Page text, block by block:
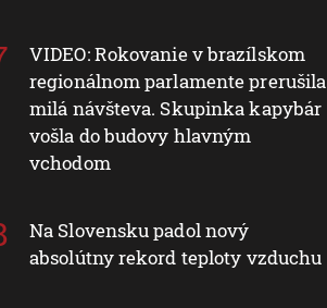
VIDEO: Rokovanie v brazílskom
regionálnom parlamente prerušila
milá návšteva. Skupinka kapybár
vošla do budovy hlavným
vchodom
Na Slovensku padol nový
absolútny rekord teploty vzduchu